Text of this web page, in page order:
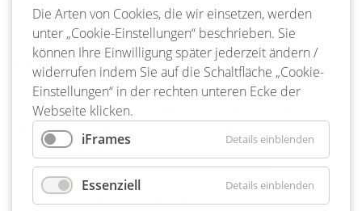
Veranstaltungskalender
Hier ist ja richtig was los! Ja, die Bienenbütteler lieben ihre
Veranstaltungen, Feste und Events. Und das merkt man
auch, wenn man daran teilnimmt. Von der Vorbereitung bis
zum letzten Kehraus steckt in allen Veranstaltungen viel
Herzblut, Leidenschaft und Liebe zum Detail.
Lassen Sie sich mitreißen und seien Sie dabei!
Die Arten von Cookies, die wir einsetzen, werden
unter „Cookie-Einstellungen“ beschrieben. Sie
können Ihre Einwilligung später jederzeit ändern /
widerrufen indem Sie auf die Schaltfläche „Cookie-
Einstellungen“ in der rechten unteren Ecke der
Webseite klicken.
iFrames
Details einblenden
Essenziell Details einblenden